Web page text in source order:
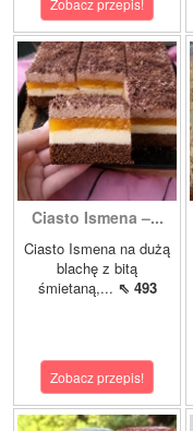
Zobacz przepis!
Ciasto Ismena –...
Ciasto Ismena na dużą
blachę z bitą
śmietaną,... ⇖ 493
Zobacz przepis!